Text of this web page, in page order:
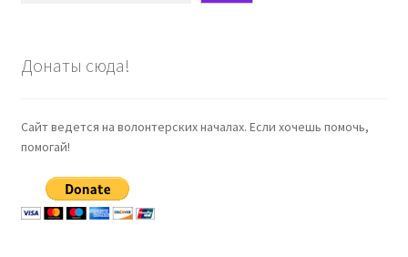
Донаты сюда!
Сайт ведется на волонтерских началах. Если хочешь помочь,
помогай!